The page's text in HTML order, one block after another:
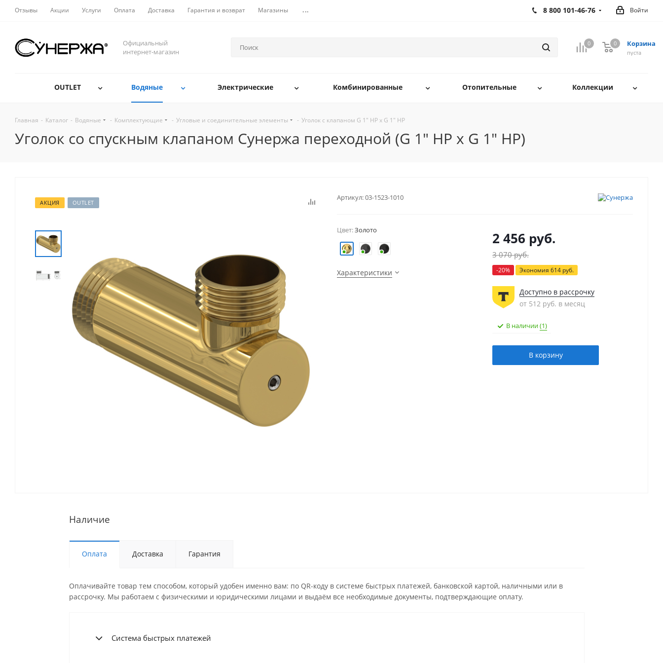
Отзывы Акции Услуги Оплата Доставка Гарантия и возврат Магазины ... Войти
8 800 101-46-76
Официальный
интернет-магазин
0 Корзина
0
пуста
0
OUTLET Водяные Электрические Комбинированные Отопительные Коллекции
Главная - Каталог - Водяные - Комплектующие - Угловые и соединительные элементы - Уголок с клапаном G 1" НР х G 1" НР
Уголок со спускным клапаном Сунержа переходной (G 1" НР х G 1" НР)
АКЦИЯ OUTLET
Артикул:03-1523-1010
Цвет:Золото
Характеристики
2 456 руб.
3 070руб.
-20% Экономия 614 руб.
Доступно в рассрочку
от 512 руб. в месяц
В наличии(1)
В корзину
Наличие
Оплата Доставка Гарантия
Оплачивайте товар тем способом, который удобен именно вам: по QR-коду в системе быстрых платежей, банковской картой, наличными или в
рассрочку. Мы работаем с физическими и юридическими лицами и выдаём все необходимые документы, подтверждающие оплату.
Система быстрых платежей